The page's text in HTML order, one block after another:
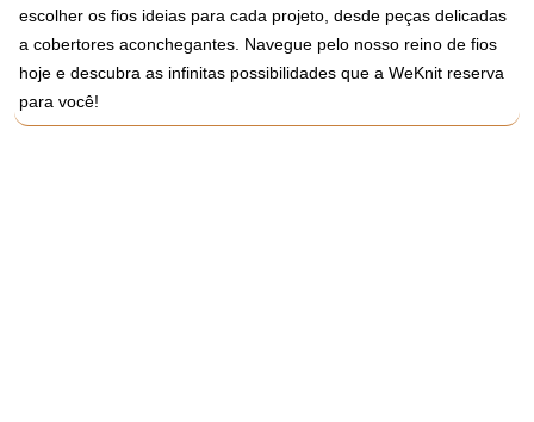
escolher os fios ideias para cada projeto, desde peças delicadas
a cobertores aconchegantes. Navegue pelo nosso reino de fios
hoje e descubra as infinitas possibilidades que a WeKnit reserva
para você!